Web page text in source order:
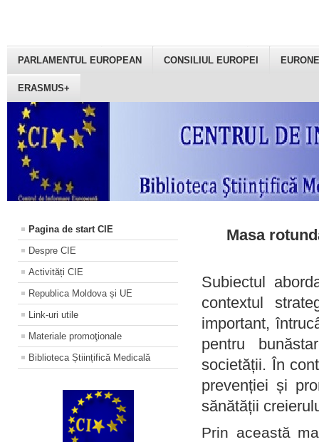
PARLAMENTUL EUROPEAN CONSILIUL EUROPEI
ERASMUS+
Pagina de start CIE
Despre CIE
Activități CIE
Republica Moldova și UE
Link-uri utile
Materiale promoţionale
Biblioteca Științifică Medicală
Masa
Subiectul
contextul
important,
pentru
societății. În
prevenției și
sănătății
Prin această